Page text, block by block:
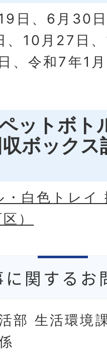
日、6月30
、10月27日
、令和7年1
ットボト
ボックス
・白色トレイ
）
に関するお
部 生活環境